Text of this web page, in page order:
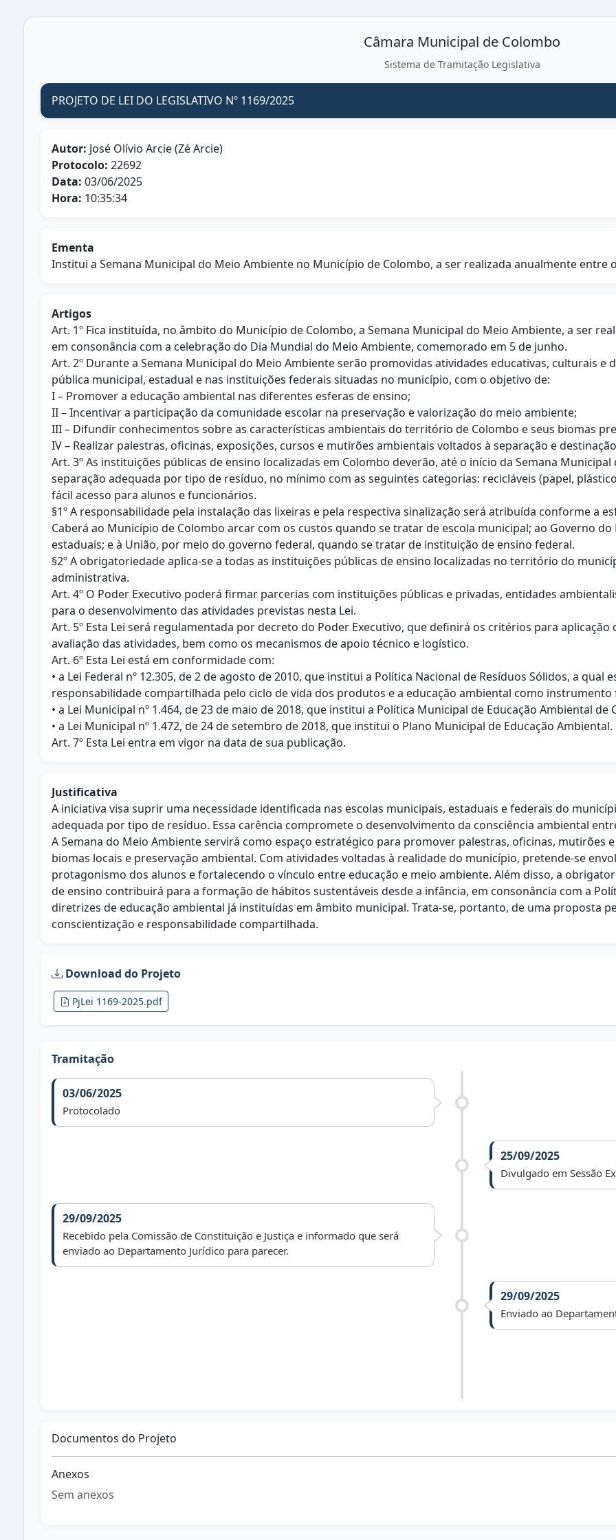
Câmara Municipal de Colombo
Sistema de Tramitação Legislativa
PROJETO DE LEI DO LEGISLATIVO Nº 1169/2025
Autor: José Olívio Arcie (Zé Arcie)
Protocolo: 22692
Data: 03/06/2025
Hora: 10:35:34
Ementa
Institui a Semana Municipal do Meio Ambiente no Município de Colombo, a ser realizada anualmente entre
Artigos
Art. 1º Fica instituída, no âmbito do Município de Colombo, a Semana Municipal do Meio Ambiente, a ser
em consonância com a celebração do Dia Mundial do Meio Ambiente, comemorado em 5 de junho.
Art. 2º Durante a Semana Municipal do Meio Ambiente serão promovidas atividades educativas, culturais e
pública municipal, estadual e nas instituições federais situadas no município, com o objetivo de:
I – Promover a educação ambiental nas diferentes esferas de ensino;
II – Incentivar a participação da comunidade escolar na preservação e valorização do meio ambiente;
III – Difundir conhecimentos sobre as características ambientais do território de Colombo e seus biomas
IV – Realizar palestras, oficinas, exposições, cursos e mutirões ambientais voltados à separação e
Art. 3º As instituições públicas de ensino localizadas em Colombo deverão, até o início da Semana
separação adequada por tipo de resíduo, no mínimo com as seguintes categorias: recicláveis (papel,
fácil acesso para alunos e funcionários.
§1º A responsabilidade pela instalação das lixeiras e pela respectiva sinalização será atribuída conforme a
Caberá ao Município de Colombo arcar com os custos quando se tratar de escola municipal; ao Governo do
estaduais; e à União, por meio do governo federal, quando se tratar de instituição de ensino federal.
§2º A obrigatoriedade aplica-se a todas as instituições públicas de ensino localizadas no território do
administrativa.
Art. 4º O Poder Executivo poderá firmar parcerias com instituições públicas e privadas, entidades
para o desenvolvimento das atividades previstas nesta Lei.
Art. 5º Esta Lei será regulamentada por decreto do Poder Executivo, que definirá os critérios para
avaliação das atividades, bem como os mecanismos de apoio técnico e logístico.
Art. 6º Esta Lei está em conformidade com:
• a Lei Federal nº 12.305, de 2 de agosto de 2010, que institui a Política Nacional de Resíduos Sólidos, a qual
responsabilidade compartilhada pelo ciclo de vida dos produtos e a educação ambiental como
• a Lei Municipal nº 1.464, de 23 de maio de 2018, que institui a Política Municipal de Educação Ambiental de
• a Lei Municipal nº 1.472, de 24 de setembro de 2018, que institui o Plano Municipal de Educação Ambiental.
Art. 7º Esta Lei entra em vigor na data de sua publicação.
Justificativa
A iniciativa visa suprir uma necessidade identificada nas escolas municipais, estaduais e federais do
adequada por tipo de resíduo. Essa carência compromete o desenvolvimento da consciência ambiental
A Semana do Meio Ambiente servirá como espaço estratégico para promover palestras, oficinas, mutirões
biomas locais e preservação ambiental. Com atividades voltadas à realidade do município, pretende-se
protagonismo dos alunos e fortalecendo o vínculo entre educação e meio ambiente. Além disso, a
de ensino contribuirá para a formação de hábitos sustentáveis desde a infância, em consonância com a
diretrizes de educação ambiental já instituídas em âmbito municipal. Trata-se, portanto, de uma proposta
conscientização e responsabilidade compartilhada.
Download do Projeto
PjLei 1169-2025.pdf
Tramitação
03/06/2025
Protocolado
25/09/2025
Divulgado em Sessão
29/09/2025
Recebido pela Comissão de Constituição e Justiça e informado que será
enviado ao Departamento Jurídico para parecer.
29/09/2025
Enviado ao
Documentos do Projeto
Anexos
Sem anexos